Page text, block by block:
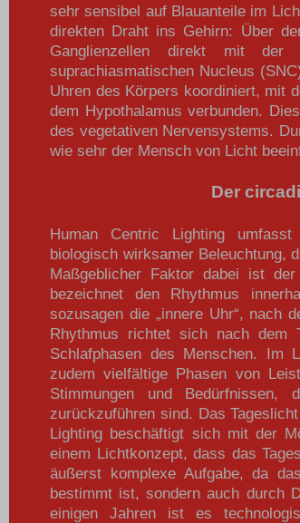
sehr sensibel auf Blauanteile im
direkten Draht ins Gehirn: Über
Ganglienzellen direkt mit
suprachiasmatischen Nucleus
Uhren des Körpers koordiniert, mit
dem Hypothalamus verbunden.
des vegetativen Nervensystems.
wie sehr der Mensch von Licht
Der
Human Centric Lighting
biologisch wirksamer Beleuchtung,
Maßgeblicher Faktor dabei ist
bezeichnet den Rhythmus
sozusagen die „innere Uhr“, nach
Rhythmus richtet sich nach dem
Schlafphasen des Menschen. Im
zudem vielfältige Phasen von
Stimmungen und Bedürfnissen,
zurückzuführen sind. Das
Lighting beschäftigt sich mit der
einem Lichtkonzept, dass das
äußerst komplexe Aufgabe, da
bestimmt ist, sondern auch durch
einigen Jahren ist es